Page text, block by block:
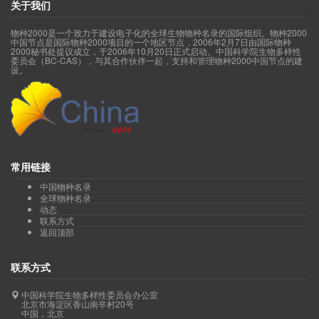
关于我们
物种2000是一个致力于建设电子化的全球生物物种名录的国际组织。物种2000
中国节点是国际物种2000项目的一个地区节点，2006年2月7日由国际物种
2000秘书处提议成立，于2006年10月20日正式启动。中国科学院生物多样性
委员会（BC-CAS），与其合作伙伴一起，支持和管理物种2000中国节点的建
设。
常用链接
中国物种名录
全球物种名录
动态
联系方式
返回顶部
联系方式
中国科学院生物多样性委员会办公室
北京市海淀区香山南辛村20号
中国，北京